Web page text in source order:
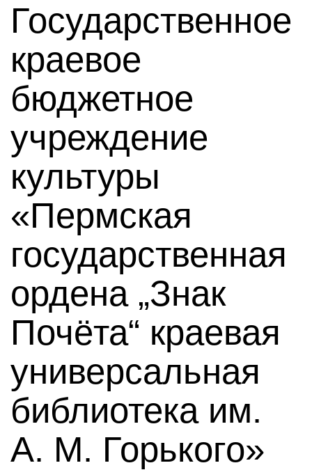
Государственное
краевое
бюджетное
учреждение
культуры
«Пермская
государственная
ордена „Знак
Почёта“ краевая
универсальная
библиотека им.
А. М. Горького»